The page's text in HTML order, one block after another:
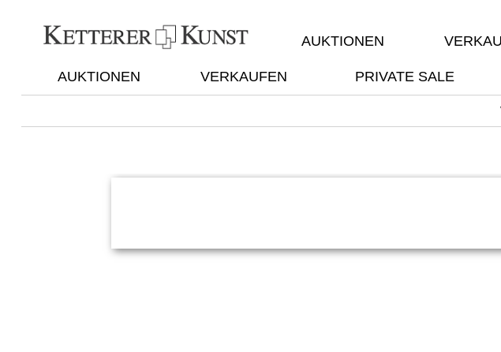
AUKTIONEN
AUKTIONEN VERKAUFEN PRIVATE SALE